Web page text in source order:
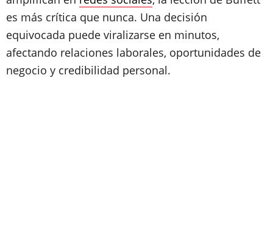
es más crítica que nunca. Una decisión
equivocada puede viralizarse en minutos,
afectando relaciones laborales, oportunidades de
negocio y credibilidad personal.